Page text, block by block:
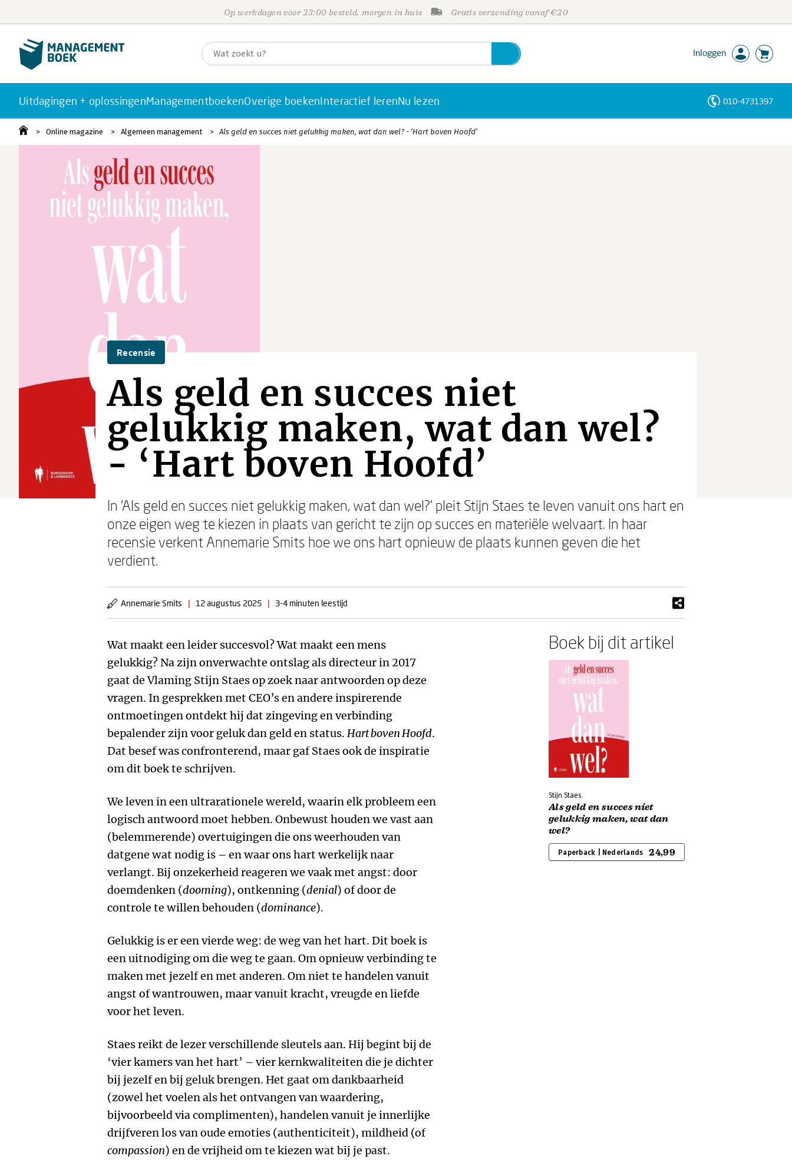
Op werkdagen voor 23:00 besteld, morgen in huis Gratis verzending vanaf €20
Inloggen
Uitdagingen + oplossingenManagementboekenOverige boekenInteractief lerenNu lezen 010-4731397
Online magazine Algemeen management Als geld en succes niet gelukkig maken, wat dan wel? - ‘Hart boven Hoofd’
Recensie
Als geld en succes niet
gelukkig maken, wat dan wel?
- ‘Hart boven Hoofd’
In ‘Als geld en succes niet gelukkig maken, wat dan wel?’ pleit Stijn Staes te leven vanuit ons hart en
onze eigen weg te kiezen in plaats van gericht te zijn op succes en materiële welvaart. In haar
recensie verkent Annemarie Smits hoe we ons hart opnieuw de plaats kunnen geven die het
verdient.
Annemarie Smits | 12 augustus 2025 | 3-4 minuten leestijd
Wat maakt een leider succesvol? Wat maakt een mens
gelukkig? Na zijn onverwachte ontslag als directeur in 2017
gaat de Vlaming Stijn Staes op zoek naar antwoorden op deze
vragen. In gesprekken met CEO’s en andere inspirerende
ontmoetingen ontdekt hij dat zingeving en verbinding
bepalender zijn voor geluk dan geld en status. Hart boven Hoofd.
Dat besef was confronterend, maar gaf Staes ook de inspiratie
om dit boek te schrijven.
We leven in een ultrarationele wereld, waarin elk probleem een
logisch antwoord moet hebben. Onbewust houden we vast aan
(belemmerende) overtuigingen die ons weerhouden van
datgene wat nodig is – en waar ons hart werkelijk naar
verlangt. Bij onzekerheid reageren we vaak met angst: door
doemdenken (dooming), ontkenning (denial) of door de
controle te willen behouden (dominance).
Gelukkig is er een vierde weg: de weg van het hart. Dit boek is
een uitnodiging om die weg te gaan. Om opnieuw verbinding te
maken met jezelf en met anderen. Om niet te handelen vanuit
angst of wantrouwen, maar vanuit kracht, vreugde en liefde
voor het leven.
Staes reikt de lezer verschillende sleutels aan. Hij begint bij de
‘vier kamers van het hart’ – vier kernkwaliteiten die je dichter
bij jezelf en bij geluk brengen. Het gaat om dankbaarheid
(zowel het voelen als het ontvangen van waardering,
bijvoorbeeld via complimenten), handelen vanuit je innerlijke
drijfveren los van oude emoties (authenticiteit), mildheid (of
compassion) en de vrijheid om te kiezen wat bij je past.
Boek bij dit artikel
Stijn Staes
Als geld en succes niet
gelukkig maken, wat dan
wel?
Paperback | Nederlands 24,99
Personen